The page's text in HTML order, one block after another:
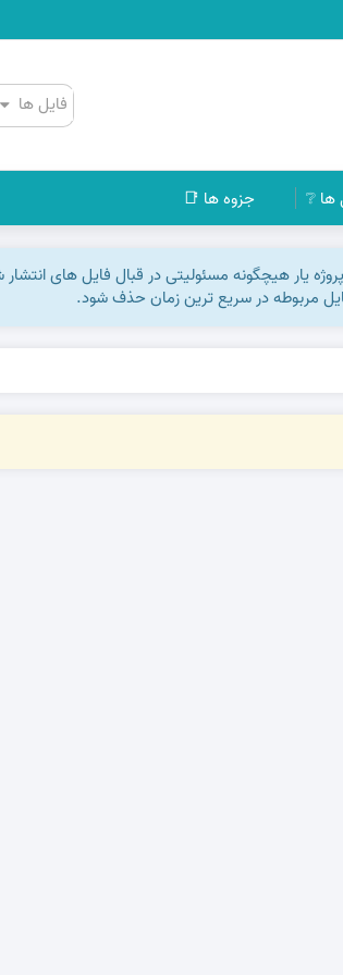
ها ❔ جزوه ها 📑
پروژه یار هیچگونه مسئولیتی در قبال فایل های
فایل مربوطه در سریع ترین زمان حذف شود.